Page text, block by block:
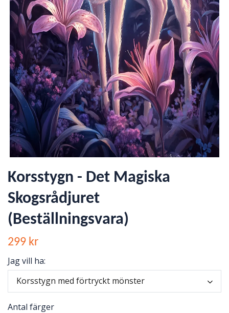
Korsstygn - Det Magiska
Skogsrådjuret
(Beställningsvara)
299 kr
Jag vill ha:
Korsstygn med förtryckt mönster
Antal färger